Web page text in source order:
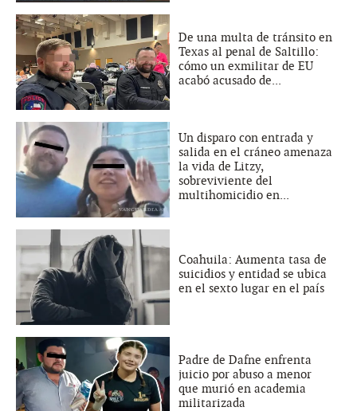
De una multa de tránsito en
Texas al penal de Saltillo:
cómo un exmilitar de EU
acabó acusado de...
Un disparo con entrada y
salida en el cráneo amenaza
la vida de Litzy,
sobreviviente del
multihomicidio en...
Coahuila: Aumenta tasa de
suicidios y entidad se ubica
en el sexto lugar en el país
Padre de Dafne enfrenta
juicio por abuso a menor
que murió en academia
militarizada